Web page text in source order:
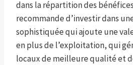
dans la répartition des
recommande d’investir dans
sophistiquée qui ajoute une
en plus de l’exploitation, qui
locaux de meilleure qualité et